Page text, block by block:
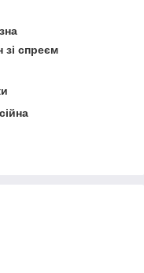
зі спреєм